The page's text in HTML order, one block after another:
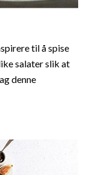
til å spise
salater slik at
denne